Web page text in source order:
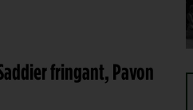
fringant, Pavon